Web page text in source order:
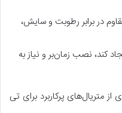
در برابر رطوبت و سایش،
نصب زمان‌بر و نیاز به
متریال‌های پرکاربرد برای تی